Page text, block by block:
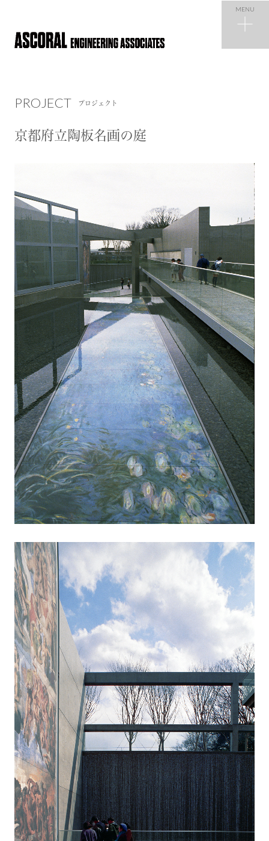
NEWS ニュース
COMPANY 会社概要
CONTACT
MENU
PROJECT プロジェクト
京都府立陶板名画の庭